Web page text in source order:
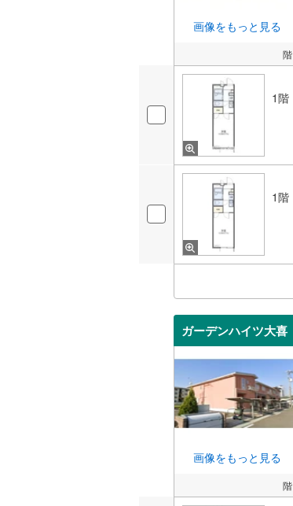
画像をもっと見る
階
1階
1階
ガーデンハイツ大喜
画像をもっと見る
階